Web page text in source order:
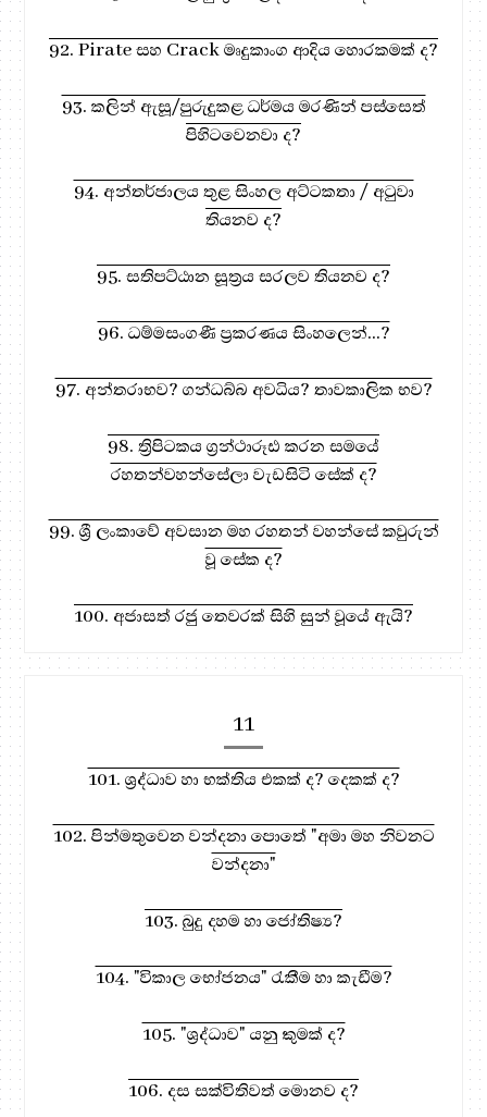
92. Pirate සහ Crack මෘදුකාංග ආදිය හොරකමක් ද?
93. කලින් ඇසූ/පුරුදුකළ ධර්මය මරණින් පස්සෙත්
පිහිටවෙනවා ද?
94. අන්තර්ජාලය තුළ සිංහල අට්ටකතා / අටුවා
තියනව ද?
95. සතිපට්ඨාන සූත්‍රය සරලව තියනව ද?
96. ධම්මසංගණී ප්‍රකරණය සිංහලෙන්...?
97. අන්තරාභව? ගන්ධබ්බ අවධිය? තාවකාලික භව?
98. ත්‍රිපිටකය ග්‍රන්ථාරූඪ කරන සමයේ
රහතන්වහන්සේලා වැඩසිටි සේක් ද?
99. ශ්‍රී ලංකාවේ අවසාන මහ රහතන් වහන්සේ කවුරුන්
වූ සේක ද?
100. අජාසත් රජු තෙවරක් සිහි සුන් වූයේ ඇයි?
11
101. ශ්‍රද්ධාව හා භක්තිය එකක් ද? දෙකක් ද?
102. පින්මතුවෙන වන්දනා පොතේ "අමා මහ නිවනට
වන්දනා"
103. බුදු දහම හා ජෝතිෂ්‍ය?
104. "විකාල භෝජනය" රැකීම හා කැඩීම?
105. "ශ්‍රද්ධාව" යනු කුමක් ද?
106. දස සක්විතිවත් මොනව ද?